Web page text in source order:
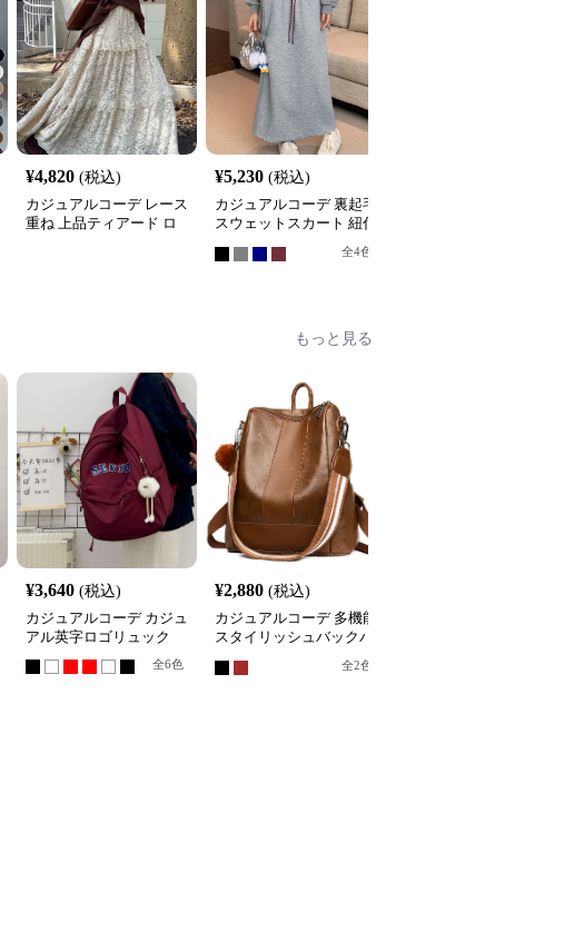
¥4,820 (税込)
カジュアルコーデ レース
重ね 上品ティアード ロ
¥5,230 (税込)
カジュアルコーデ 裏起毛
スウェットスカート 紐付
全4色
もっと見る
¥3,640 (税込)
カジュアルコーデ カジュ
アル英字ロゴリュック
全6色
¥2,880 (税込)
カジュアルコーデ 多機能
スタイリッシュバックパ
全2色